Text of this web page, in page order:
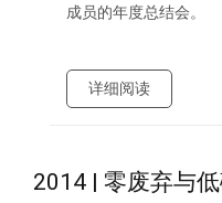
成员的年度总结会。
详细阅读
2014 | 零废弃与